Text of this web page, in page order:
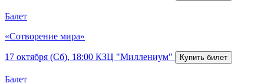
Балет
«Сотворение мира»
17 октября (Сб), 18:00 КЗЦ "Миллениум"
Балет